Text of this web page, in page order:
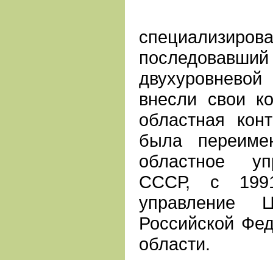
внесли свои
областная
была
областное
СССР, с
управление
Российской
области.